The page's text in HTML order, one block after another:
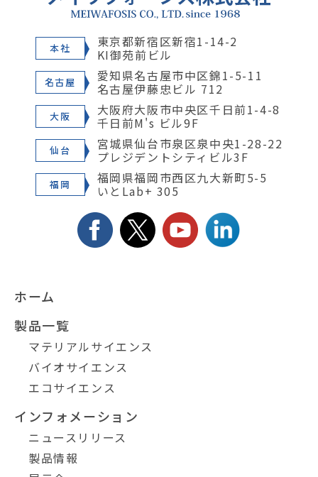
本社 東京都新宿区新宿1-14-2
KI御苑前ビル
名古屋 愛知県名古屋市中区錦1-5-11
名古屋伊藤忠ビル 712
大阪 大阪府大阪市中央区千日前1-4-8
千日前M's ビル9F
仙台 宮城県仙台市泉区泉中央1-28-22
プレジデントシティビル3F
福岡 福岡県福岡市西区九大新町5-5
いとLab+ 305
ホーム
製品一覧
マテリアルサイエンス
バイオサイエンス
エコサイエンス
インフォメーション
ニュースリリース
製品情報